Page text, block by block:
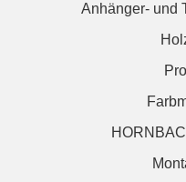
Anhänger- und